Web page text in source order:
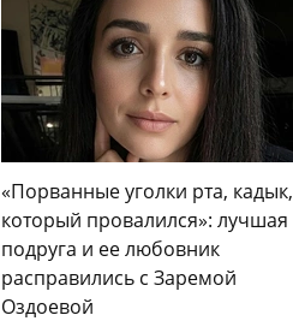
«Порванные уголки рта, кадык,
который провалился»: лучшая
подруга и ее любовник
расправились с Заремой
Оздоевой